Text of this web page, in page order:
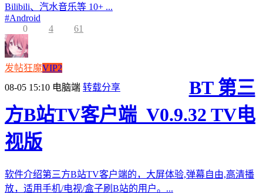
Bilibili、汽水音乐等 10+ ...
#Android
0
4 61
发帖狂魔VIP2
08-05 15:10 电脑端 转载分享
BT 第三
方B站TV客户端_V0.9.32 TV电
视版
软件介绍第三方B站TV客户端的，大屏体验,弹幕自由,高清播
放，适用手机/电视/盒子刷B站的用户。...